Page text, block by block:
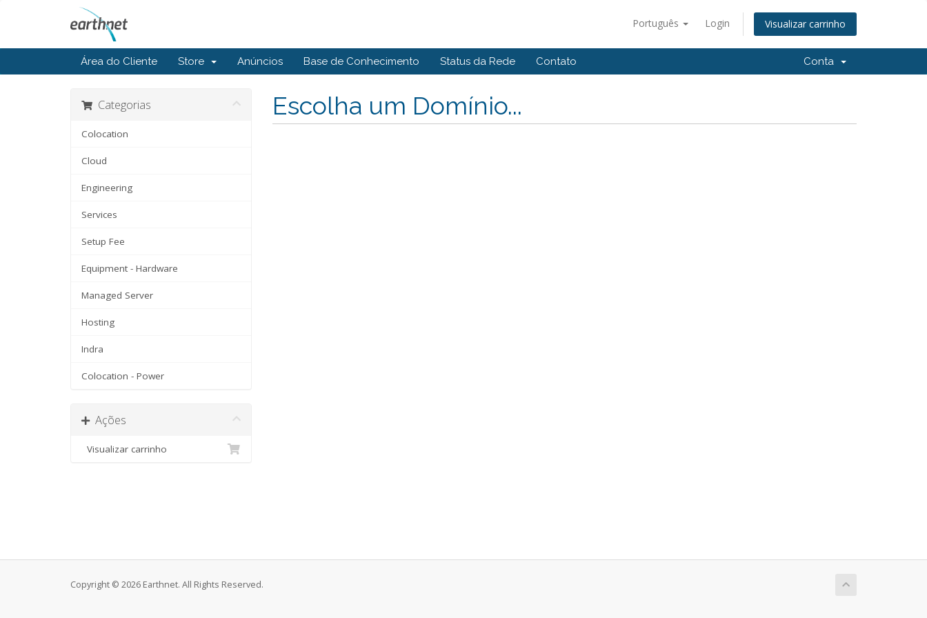
Português Login Visualizar carrinho
Área do Cliente Store Anúncios Base de Conhecimento Status da Rede Contato Conta
Escolha um Domínio...
Categorias
Colocation
Cloud
Engineering
Services
Setup Fee
Equipment - Hardware
Managed Server
Hosting
Indra
Colocation - Power
Ações
Visualizar carrinho
Copyright © 2026 Earthnet. All Rights Reserved.